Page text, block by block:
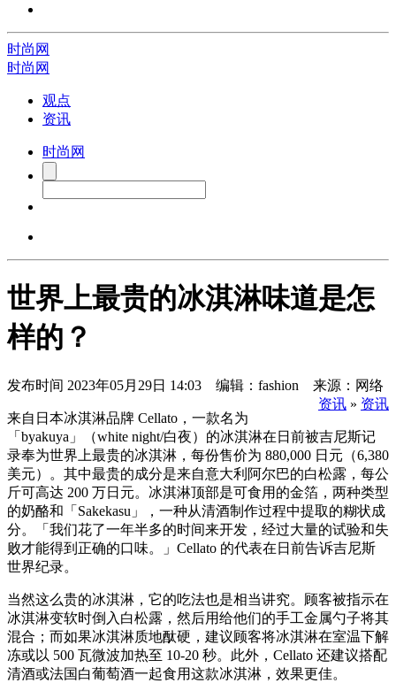
时尚网
时尚网
观点
资讯
时尚网
世界上最贵的冰淇淋味道是怎
样的？
发布时间 2023年05月29日 14:03 编辑：fashion 来源：网络
资讯 » 资讯
来自日本冰淇淋品牌 Cellato，一款名为
「byakuya」（white night/白夜）的冰淇淋在日前被吉尼斯记
录奉为世界上最贵的冰淇淋，每份售价为 880,000 日元（6,380
美元）。其中最贵的成分是来自意大利阿尔巴的白松露，每公
斤可高达 200 万日元。冰淇淋顶部是可食用的金箔，两种类型
的奶酪和「Sakekasu」，一种从清酒制作过程中提取的糊状成
分。「我们花了一年半多的时间来开发，经过大量的试验和失
败才能得到正确的口味。」Cellato 的代表在日前告诉吉尼斯
世界纪录。
当然这么贵的冰淇淋，它的吃法也是相当讲究。顾客被指示在
冰淇淋变软时倒入白松露，然后用给他们的手工金属勺子将其
混合；而如果冰淇淋质地酞硬，建议顾客将冰淇淋在室温下解
冻或以 500 瓦微波加热至 10-20 秒。此外，Cellato 还建议搭配
清酒或法国白葡萄酒一起食用这款冰淇淋，效果更佳。